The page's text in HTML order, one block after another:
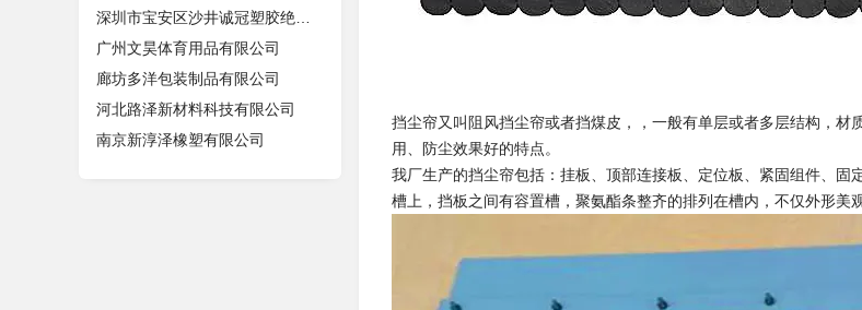
广州文昊体育用品有限公司
廊坊多洋包装制品有限公司
河北路泽新材料科技有限公司
南京新淳泽橡塑有限公司
挡尘帘又叫阻风挡尘帘或者挡煤皮，，一般有单层或者多层结构，
用、防尘效果好的特点。
我厂生产的挡尘帘包括：挂板、顶部连接板、定位板、紧固组件、
槽上，挡板之间有容置槽，聚氨酯条整齐的排列在槽内，不仅外形美